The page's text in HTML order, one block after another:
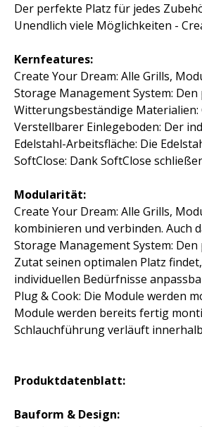
Der perfekte Platz für jedes
Unendlich viele Möglichkeiten -
Kernfeatures:
Create Your Dream: Alle Grills,
Storage Management System:
Witterungsbeständige
Verstellbarer Einlegeboden: Der
Edelstahl-Arbeitsfläche: Die
SoftClose: Dank SoftClose
Modularität:
Create Your Dream: Alle Grills,
kombinieren und verbinden. Auch
Storage Management System:
Zutat seinen optimalen Platz
individuellen Bedürfnisse
Plug & Cook: Die Module werden
Module werden bereits fertig
Schlauchführung verläuft
Produktdatenblatt:
Bauform & Design: